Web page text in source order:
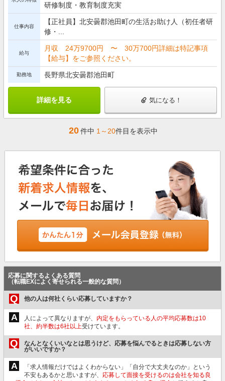
研修制度・教育制度充実
仕事内容
【正社員】北安曇郡池田町の生活お助け人（初任者研
修・...
給与
月収 24万9700円 〜 30万700円詳細は特記事項
【給与】をご参照ください。
勤務地 長野県北安曇郡池田町
詳細を見る 気になる！
20件中 1～20件目を表示中
応募に関するよくある質問
（転職EXによく寄せられる一般的な質問）
Q 他の人は何社くらい応募していますか？
A 人によって異なりますが、 内定をもらっている人の平均応募数は10
社、約半数は6社以上受けています。
Q
なんとなくいいなとは思うけど、応募を悩んでるときは応募しない方
がいいですか？
A
「求人情報だけではよくわからない」「自分で大丈夫なのか」という
不安もあるかと思いますが、 応募して面接を受けるのは会社を知る良